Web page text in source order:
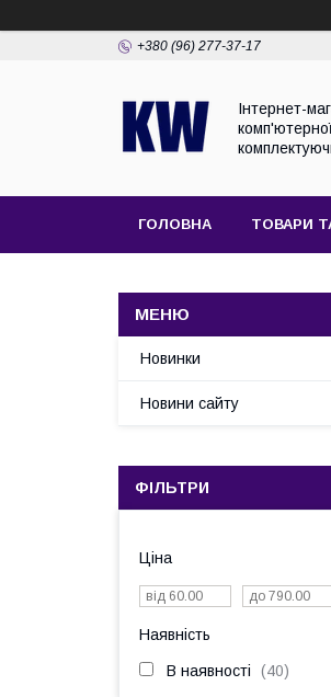
+380 (96) 277-37-17
Інтернет-
ГОЛОВНА ТОВАРИ
Новинки
Новини сайту
ФІЛЬТРИ
Ціна
Наявність
В наявності 40